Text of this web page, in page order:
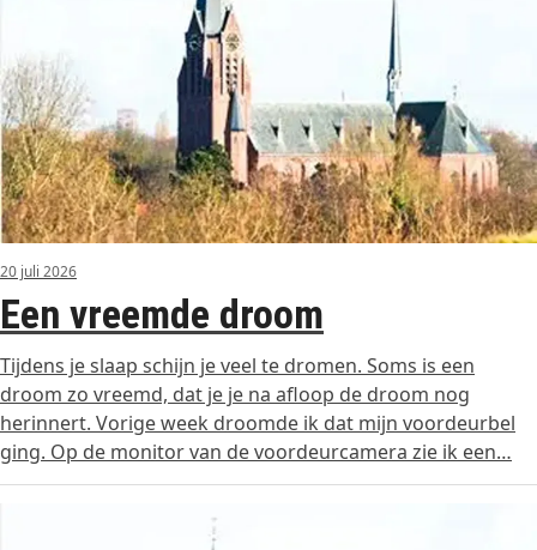
20 juli 2026
Een vreemde droom
Tijdens je slaap schijn je veel te dromen. Soms is een
droom zo vreemd, dat je je na afloop de droom nog
herinnert. Vorige week droomde ik dat mijn voordeurbel
ging. Op de monitor van de voordeurcamera zie ik een…